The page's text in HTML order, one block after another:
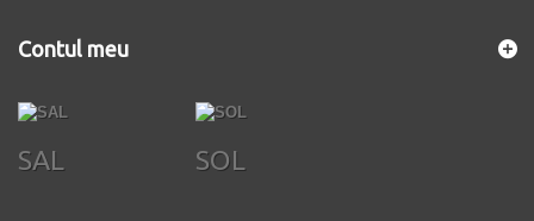
Contul meu
SAL SOL